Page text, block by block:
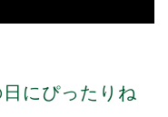
にぴったりね